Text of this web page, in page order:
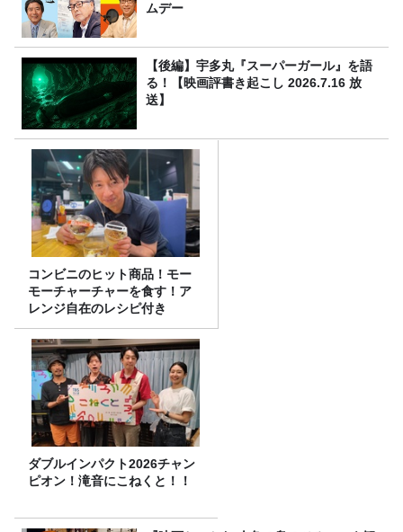
ムデー
【後編】宇多丸『スーパーガール』を語
る！【映画評書き起こし 2026.7.16 放
送】
コンビニのヒット商品！モー
モーチャーチャーを食す！ア
レンジ自在のレシピ付き
ダブルインパクト2026チャン
ピオン！滝音にこねくと！！